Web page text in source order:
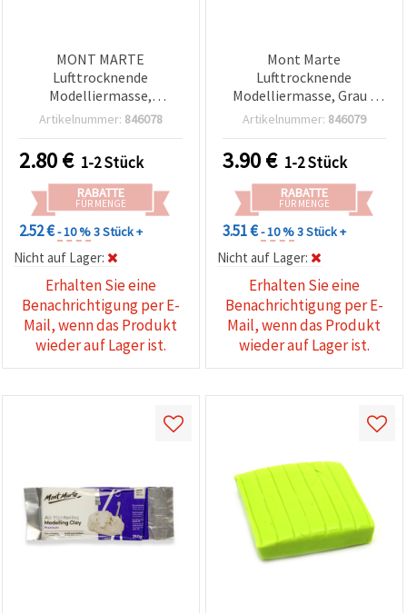
MONT MARTE
Lufttrocknende
Modelliermasse,
Terrakotta, 250 g – für
Artikelnummer: 846078
2.80€ 1-2 Stück
RABATTE
FÜR MENGE
2.52 €- 10 %3 Stück +
Nicht auf Lager:
Erhalten Sie eine
Benachrichtigung per E-
Mail, wenn das Produkt
wieder auf Lager ist.
Mont Marte
Lufttrocknende
Modelliermasse, Grau -
500 g
Artikelnummer: 846079
3.90€ 1-2 Stück
RABATTE
FÜR MENGE
3.51 €- 10 %3 Stück +
Nicht auf Lager:
Erhalten Sie eine
Benachrichtigung per E-
Mail, wenn das Produkt
wieder auf Lager ist.